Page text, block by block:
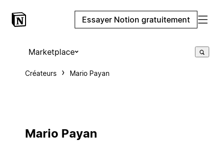
Essayer Notion gratuitement
Marketplace
Créateurs Mario Payan
Mario Payan